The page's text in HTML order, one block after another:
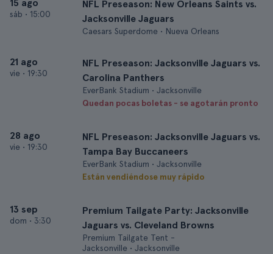
15 ago
sáb • 15:00
NFL Preseason: New Orleans Saints vs.
Jacksonville Jaguars
Caesars Superdome • Nueva Orleans
21 ago
vie • 19:30
NFL Preseason: Jacksonville Jaguars vs.
Carolina Panthers
EverBank Stadium • Jacksonville
Quedan pocas boletas - se agotarán pronto
28 ago
vie • 19:30
NFL Preseason: Jacksonville Jaguars vs.
Tampa Bay Buccaneers
EverBank Stadium • Jacksonville
Están vendiéndose muy rápido
13 sep
dom • 3:30
Premium Tailgate Party: Jacksonville
Jaguars vs. Cleveland Browns
Premium Tailgate Tent -
Jacksonville • Jacksonville